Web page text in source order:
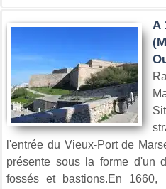
A
l'entrée du Vieux-Port de
présente sous la forme d'un
fossés et bastions.En 1660,